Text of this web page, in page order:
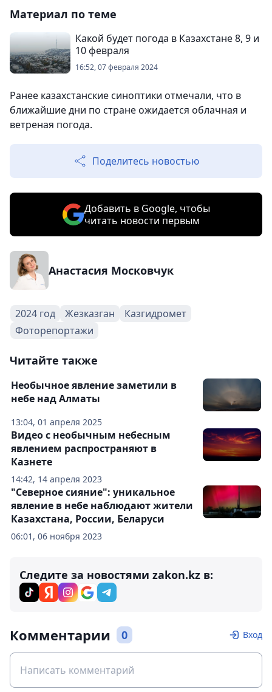
Материал по теме
Какой будет погода в Казахстане 8, 9 и
10 февраля
16:52, 07 февраля 2024
Ранее казахстанские синоптики отмечали, что в
ближайшие дни по стране ожидается облачная и
ветреная погода.
Поделитесь новостью
Добавить в Google, чтобы
читать новости первым
Анастасия Московчук
2024 год Жезказган
Казгидромет
Фоторепортажи
Читайте также
13:04, 01 апреля 2025
Необычное явление заметили в
небе над Алматы
14:42, 14 апреля 2023
Видео с необычным небесным
явлением распространяют в
Казнете
06:01, 06 ноября 2023
"Северное сияние": уникальное
явление в небе наблюдают жители
Казахстана, России, Беларуси
Следите за новостями zakon.kz в:
Комментарии 0 Вход